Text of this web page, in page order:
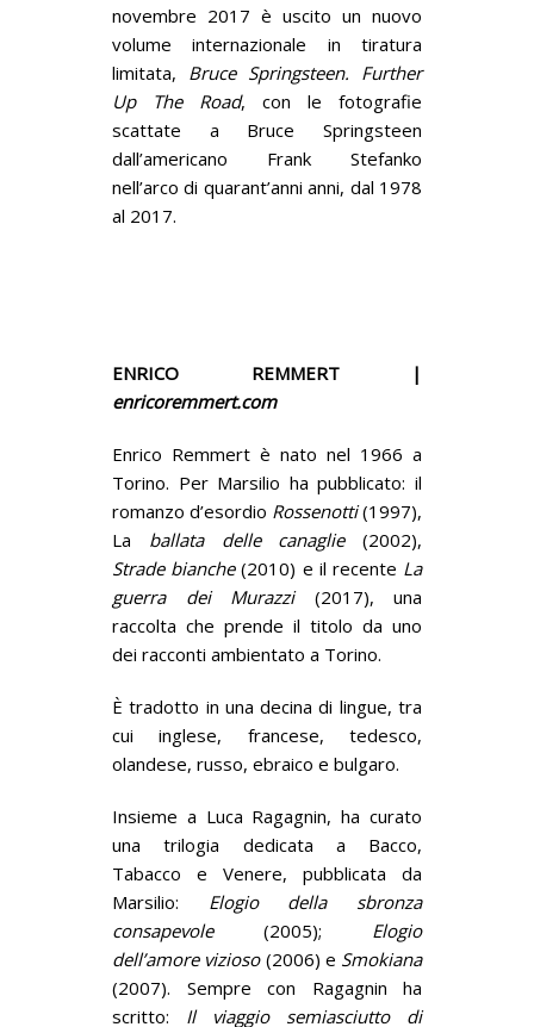
novembre 2017 è uscito un nuovo
volume internazionale in tiratura
limitata, Bruce Springsteen. Further
Up The Road, con le fotografie
scattate a Bruce Springsteen
dall’americano Frank Stefanko
nell’arco di quarant’anni anni, dal 1978
al 2017.
ENRICO REMMERT |
enricoremmert.com
Enrico Remmert è nato nel 1966 a
Torino. Per Marsilio ha pubblicato: il
romanzo d’esordio Rossenotti(1997),
La ballata delle canaglie(2002),
Strade bianche(2010) e il recente La
guerra dei Murazzi(2017), una
raccolta che prende il titolo da uno
dei racconti ambientato a Torino.
È tradotto in una decina di lingue, tra
cui inglese, francese, tedesco,
olandese, russo, ebraico e bulgaro.
Insieme a Luca Ragagnin, ha curato
una trilogia dedicata a Bacco,
Tabacco e Venere, pubblicata da
Marsilio: Elogio della sbronza
consapevole (2005); Elogio
dell’amore vizioso(2006) e Smokiana
(2007). Sempre con Ragagnin ha
scritto: Il viaggio semiasciutto di